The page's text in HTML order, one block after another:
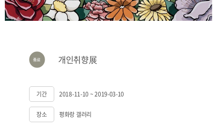
개인취향展
기간 2018-11-10 ~ 2019-03-10
장소 평화랑 갤러리